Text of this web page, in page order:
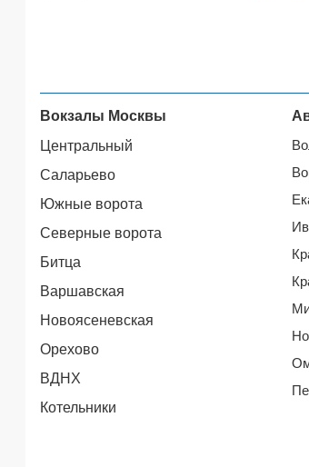
Вокзалы Москвы
Центральный
Саларьево
Южные ворота
Северные ворота
Битца
Варшавская
Новоясеневская
Орехово
ВДНХ
Котельники